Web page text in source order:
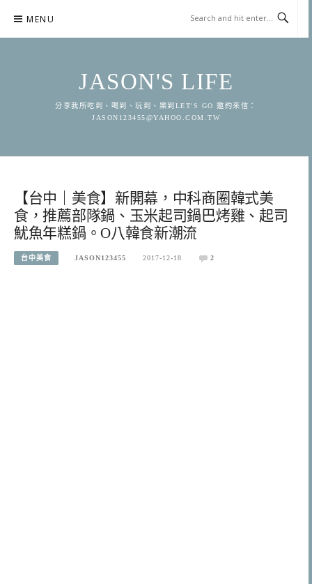
content
MENU
JASON'S LIFE
分享我所吃到、喝到、玩到、樂到LET'S GO 邀約來信：
JASON123455@YAHOO.COM.TW
【台中｜美食】新開幕，中科商圈韓式美
食，推薦部隊鍋、玉米起司鍋巴烤雞、起司
魷魚年糕鍋。O八韓食新潮流
台中美食 JASON123455 2017-12-18 2